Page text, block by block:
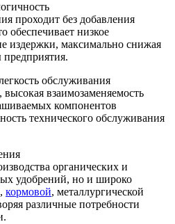
проходит без добавления
обеспечивает низкое
издержки, максимально снижая
обслуживания
взаимозаменяемость
компонентов
технического обслуживания
органических и
удобрений, но и широко
кормовой, металлургической
различные потребности